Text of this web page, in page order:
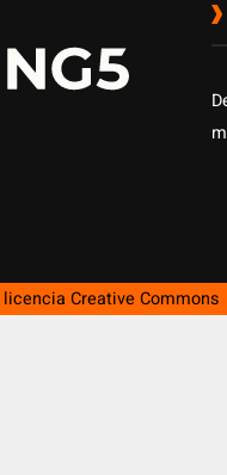
licencia Creative Commons